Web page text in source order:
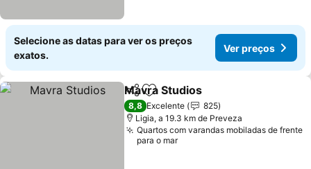
Selecione as datas para ver os preços
exatos.
Ver preços
PartilharAdicionar aos favoritos
Mavra Studios
8,8 Excelente
825
Ligia, a 19.3 km de Preveza
Quartos com varandas mobiladas de frente
para o mar